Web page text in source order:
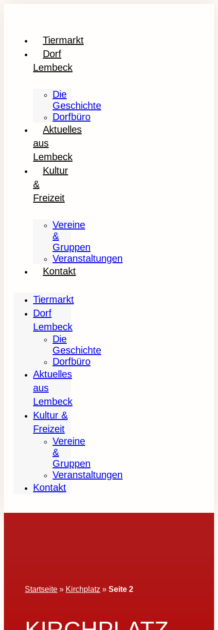
Tiermarkt
Dorf
Lembeck
Die
Geschichte
Dorfbüro
Aktuelles
aus
Lembeck
Kultur
&
Freizeit
Vereine
&
Gruppen
Veranstaltungen
Kontakt
Tiermarkt
Dorf
Lembeck
Die
Geschichte
Dorfbüro
Aktuelles
aus
Lembeck
Kultur &
Freizeit
Vereine
&
Gruppen
Veranstaltungen
Kontakt
Startseite » Kirchplatz »Seite 2